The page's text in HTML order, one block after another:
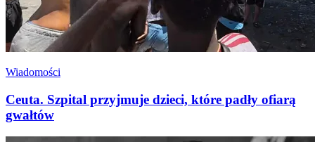
Wiadomości
Ceuta. Szpital przyjmuje dzieci, które padły ofiarą
gwałtów